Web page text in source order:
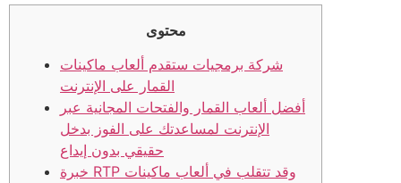
محتوى
شركة برمجيات ستقدم ألعاب ماكينات
القمار على الإنترنت
أفضل ألعاب القمار والفتحات المجانية عبر
الإنترنت لمساعدتك على الفوز بدخل
حقيقي بدون إيداع
خبرة RTP وقد تتقلب في ألعاب ماكينات